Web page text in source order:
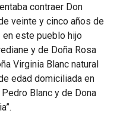
contraer Don
veinte y cinco años de
este pueblo hijo
y de Doña Rosa
Virginia Blanc natural
edad domiciliada en
Blanc y de Dona